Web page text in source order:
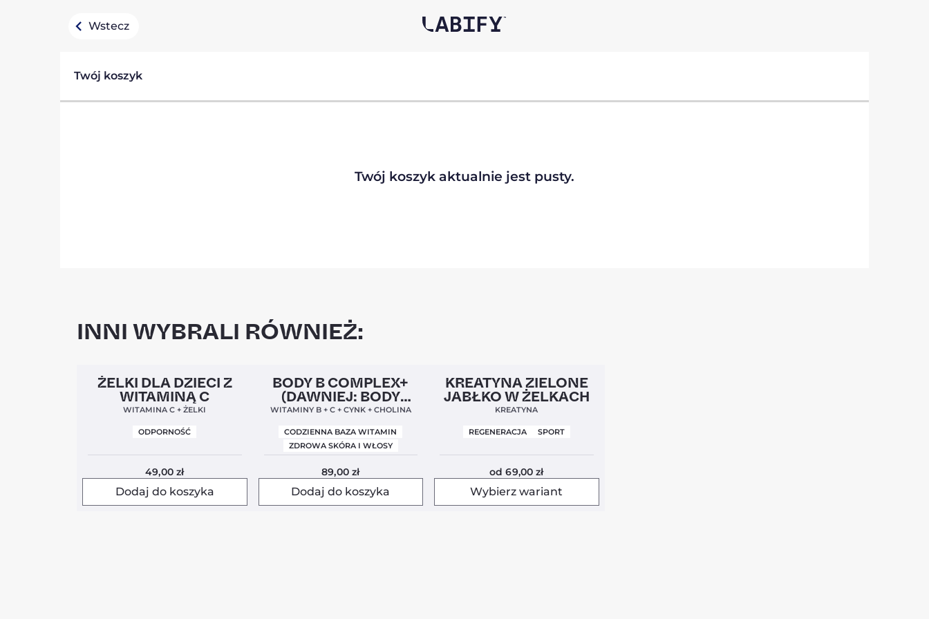
Wstecz
Twój koszyk
Twój koszyk aktualnie jest pusty.
INNI WYBRALI RÓWNIEŻ:
Clean Label 5,0
ŻELKI DLA DZIECI Z
WITAMINĄ C
WITAMINA C + ŻELKI
ODPORNOŚĆ
49,00zł
Dodaj do koszyka
Clean Label Nowa Formuła
BODY B COMPLEX+
(DAWNIEJ: BODY
BALANCE)
WITAMINY B + C + CYNK + CHOLINA
CODZIENNA BAZA WITAMIN
ZDROWA SKÓRA I WŁOSY
89,00zł
Dodaj do koszyka
Nowość 4,5
KREATYNA ZIELONE
JABŁKO W ŻELKACH
KREATYNA
REGENERACJA SPORT
od 69,00zł
Wybierz wariant